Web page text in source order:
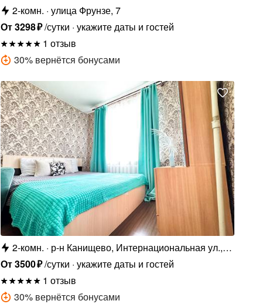
2-комн. улица Фрунзе, 7
От3298₽/сутки укажите даты и гостей
1 отзыв
30% вернётся бонусами
2-комн.
р-н Канищево, Интернациональная ул.,
16Б
От3500₽/сутки укажите даты и гостей
1 отзыв
30% вернётся бонусами